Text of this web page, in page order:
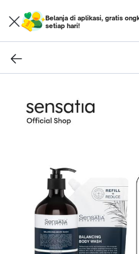
Belanja di aplikasi, gratis
setiap hari!